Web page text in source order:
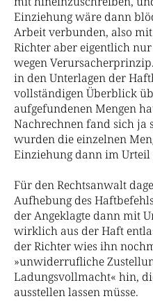
Einziehung wäre dann
Arbeit verbunden, also
Richter aber eigentlich
wegen
in den Unterlagen der
vollständigen Überblick
aufgefundenen Mengen
Nachrechnen fand sich ja
wurden die einzelnen
Einziehung dann im
Für den Rechtsanwalt
Aufhebung des
der Angeklagte dann mit
wirklich aus der Haft
der Richter wies ihn
»unwiderrufliche
Ladungsvollmacht« hin,
ausstellen lassen müsse.